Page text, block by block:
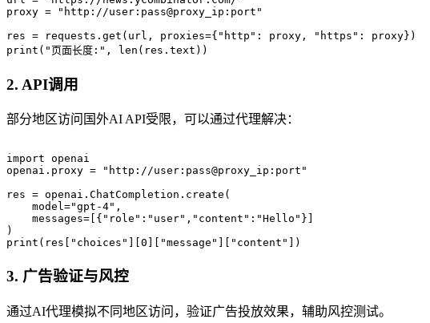
proxy = "http://user:pass@proxy_ip:port"
res = requests.get(url, proxies={"http": proxy, "https": proxy})
2. API调用
部分地区访问国外AI API受限，可以通过代理解决：
import openai
openai.proxy = "http://user:pass@proxy_ip:port"
res = openai.ChatCompletion.create(
)
3. 广告验证与风控
通过AI代理模拟不同地区访问，验证广告投放效果，辅助风控测试。